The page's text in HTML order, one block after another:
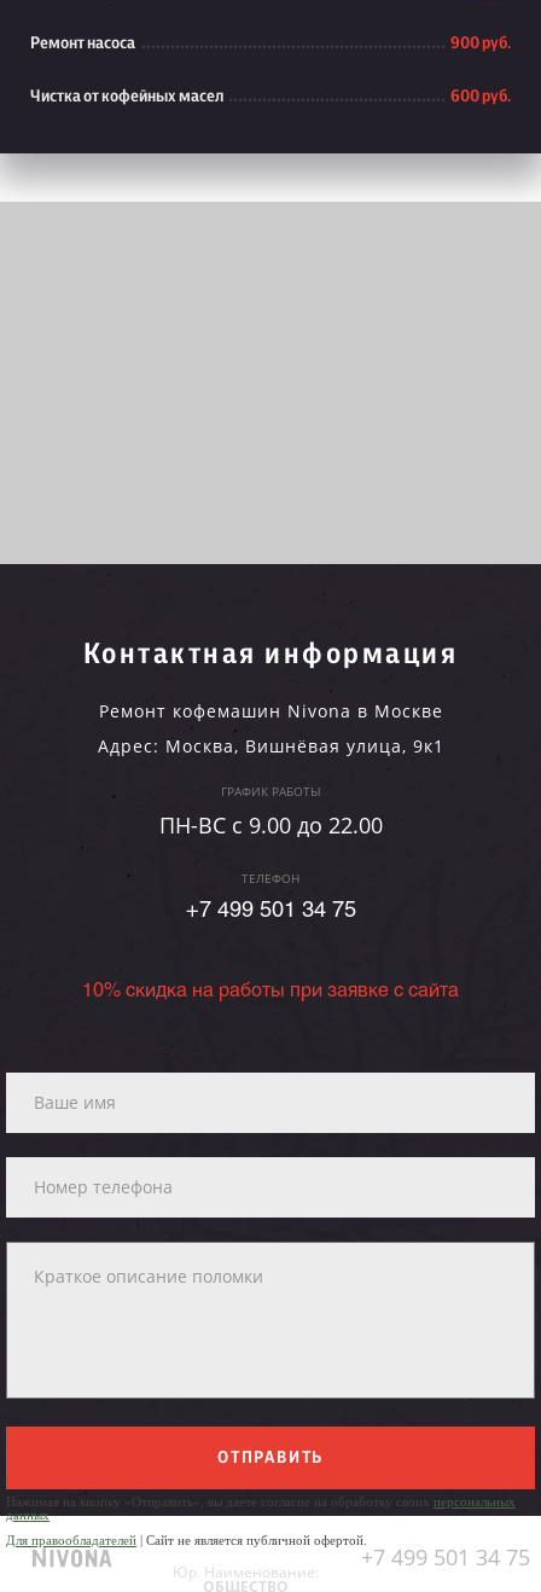
Ремонт насоса 900 руб.
Чистка от кофейных масел 600 руб.
Контактная информация
Ремонт кофемашин Nivona в Москве
Адрес: Москва, Вишнёвая улица, 9к1
ГРАФИК РАБОТЫ
ПН-ВC c 9.00 до 22.00
ТЕЛЕФОН
+7 499 501 34 75
10% скидка на работы при заявке с сайта
ОТПРАВИТЬ
Нажимая на кнопку «Отправить», вы даете согласие на обработку своих персональных
данных
Для правообладателей | Сайт не является публичной офертой.
+7 499 501 34 75
Юр. Наименование:
ОБЩЕСТВО